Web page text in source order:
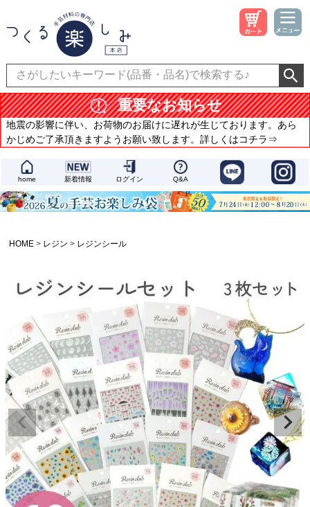
重要なお知らせ
地震の影響に伴い、お荷物のお届けに遅れが生じております。あら
かじめご了承頂きますようお願い致します。詳しくはコチラ⇒
home 新着情報 ログイン Q&A
HOME レジン レジンシール